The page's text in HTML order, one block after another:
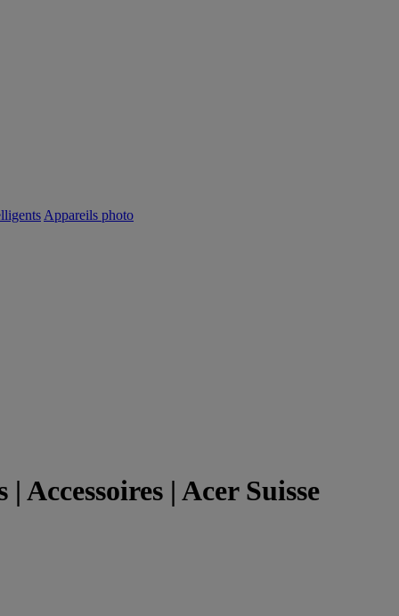
Appareils photo
| Acer Suisse